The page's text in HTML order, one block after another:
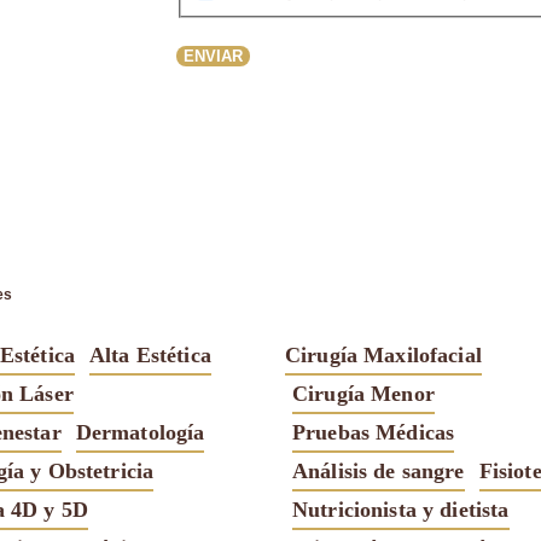
ENVIAR
Alta Estética
Láser
Dermatología
y Obstetricia
4D y 5D
Cirugía Maxilofacial
Cirugía Menor
Pruebas Médicas
Análisis de sangre
Nutricionista y dietista